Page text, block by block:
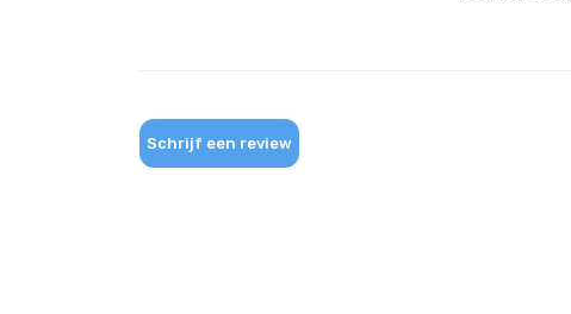
Schrijf een review